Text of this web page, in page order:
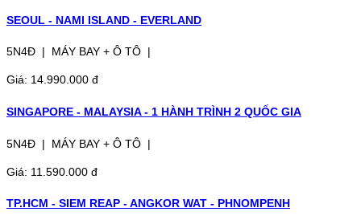
SEOUL - NAMI ISLAND - EVERLAND
5N4Đ | MÁY BAY + Ô TÔ |
Giá: 14.990.000 đ
SINGAPORE - MALAYSIA - 1 HÀNH TRÌNH 2 QUỐC GIA
5N4Đ | MÁY BAY + Ô TÔ |
Giá: 11.590.000 đ
TP.HCM - SIEM REAP - ANGKOR WAT - PHNOMPENH